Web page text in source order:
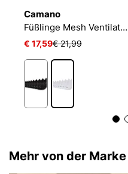
Camano
Füßlinge Mesh Ventilation
€ 17,59€ 21,99
Mehr von der Marke